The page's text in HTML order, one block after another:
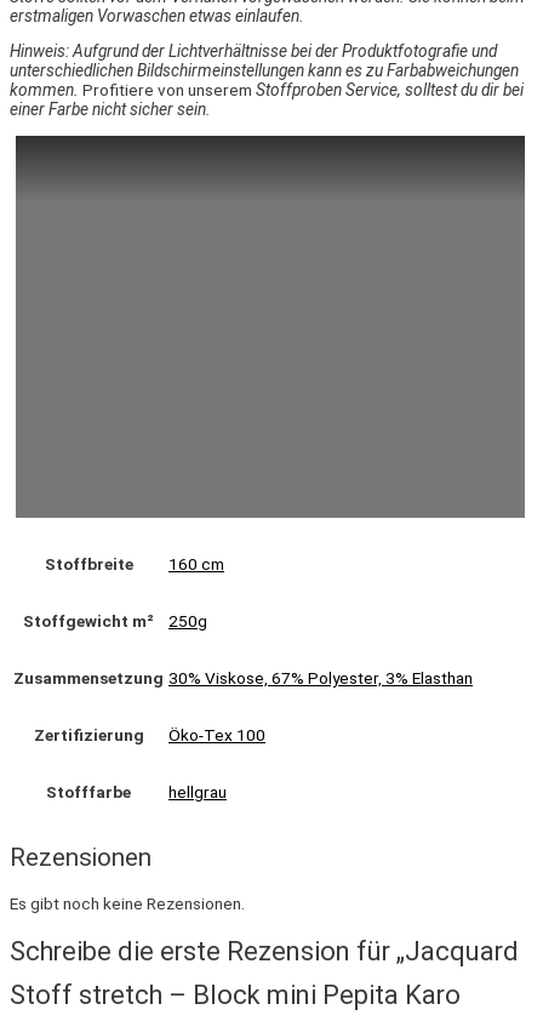
erstmaligen Vorwaschen etwas einlaufen.
Hinweis: Aufgrund der Lichtverhältnisse bei der Produktfotografie und
unterschiedlichen Bildschirmeinstellungen kann es zu Farbabweichungen
kommen. Profitiere von unserem Stoffproben Service, solltest du dir bei
einer Farbe nicht sicher sein.
Stoffbreite 160 cm
Stoffgewicht m² 250g
Zusammensetzung 30% Viskose, 67% Polyester, 3% Elasthan
Zertifizierung Öko-Tex 100
Stofffarbe hellgrau
Rezensionen
Es gibt noch keine Rezensionen.
Schreibe die erste Rezension für „Jacquard
Stoff stretch – Block mini Pepita Karo